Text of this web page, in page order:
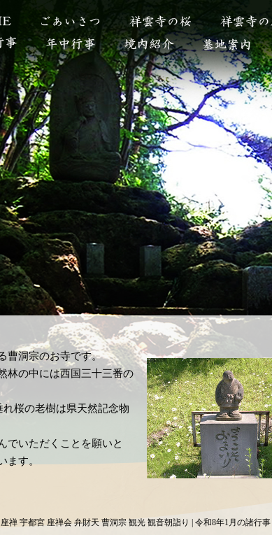
曹洞宗のお寺です。
林の中には西国三十三番の
桜の老樹は県天然記念物
でいただくことを願いと
ます。
禅 宇都宮 座禅会 弁財天 曹洞宗 観光 観音朝詣り | 令和8年1月の諸行事